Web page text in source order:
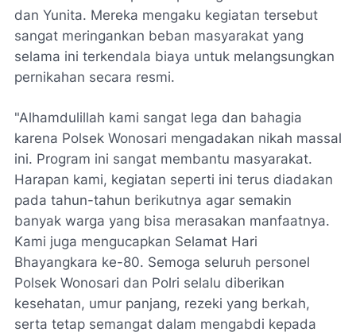
dan Yunita. Mereka mengaku kegiatan tersebut
sangat meringankan beban masyarakat yang
selama ini terkendala biaya untuk melangsungkan
pernikahan secara resmi.
"Alhamdulillah kami sangat lega dan bahagia
karena Polsek Wonosari mengadakan nikah massal
ini. Program ini sangat membantu masyarakat.
Harapan kami, kegiatan seperti ini terus diadakan
pada tahun-tahun berikutnya agar semakin
banyak warga yang bisa merasakan manfaatnya.
Kami juga mengucapkan Selamat Hari
Bhayangkara ke-80. Semoga seluruh personel
Polsek Wonosari dan Polri selalu diberikan
kesehatan, umur panjang, rezeki yang berkah,
serta tetap semangat dalam mengabdi kepada